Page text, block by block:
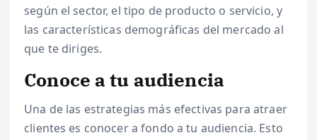
según el sector, el tipo de producto o servicio, y
las características demográficas del mercado al
que te diriges.
Conoce a tu audiencia
Una de las estrategias más efectivas para atraer
clientes es conocer a fondo a tu audiencia. Esto